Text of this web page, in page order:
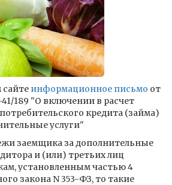
сайте информационное письмо от
189 "О включении в расчет
кредита (займа)
услуги"
заемщика за дополнительные
и (или) третьих лиц
установленным частью 4
закона N 353-ФЗ, то такие